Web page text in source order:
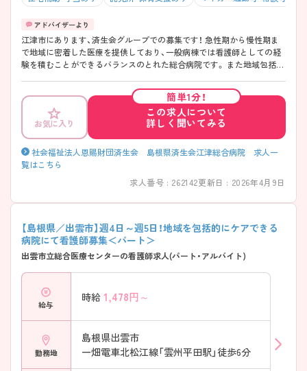
江津市にあります、済生会グループでの募集です！ 急性期から慢性期ま
で地域に密着した医療を提供しており、一般病棟では看護師としての経
験を積むことができるバランスのとれた総合病院です。 また地域包括ケ
ションをとりながらのケアをすることができるため、ライフイベントや
ご自身のキャリアに合わせて配属先を相談できます。 看護部では委員会
活動も積極的に行っており、勉強できる環境が整っています。ご興味の
ある方はお気軽にお問い合わせください。
お気に入り
簡単1分！
この求人について
詳しく聞いてみる
社会福祉法人恩賜財団済生会 島根県済生会江津総合病院 求人一
覧はこちら
求人番号 : 262142更新日 : 2026年4月9日
【島根県／出雲市】週4日～週5日！地域を包括的にケアできる
病院にて看護師募集＜パート＞
出雲市立総合医療センターの看護師求人(パート・アルバイト)
給与
時給 1,478円～
勤務地
島根県出雲市
一畑電車北松江線「雲州平田駅」徒歩6分